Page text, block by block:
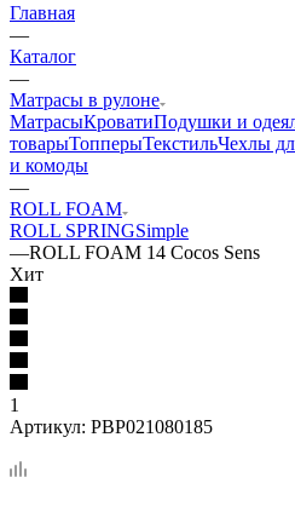
Главная
—
Каталог
—
Матрасы в рулоне
МатрасыКроватиПодушки и
товарыТопперыТекстильЧехлы
и комоды
—
ROLL FOAM
ROLL SPRINGSimple
—ROLL FOAM 14 Cocos Sens
Хит
1
Артикул: PBP021080185